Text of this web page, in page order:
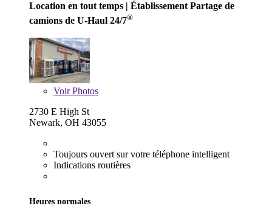
Location en tout temps | Établissement Partage de
camions de U-Haul 24/7®
VoirPhotos
2730 E High St
Newark, OH 43055
Toujours ouvert sur votre téléphone intelligent
Indications routières
Heures normales